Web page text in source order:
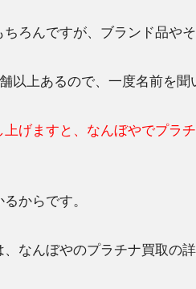
ろんですが、ブランド品や
以上あるので、一度名前を聞
上げますと、なんぼやでプラ
からです。
、なんぼやのプラチナ買取の